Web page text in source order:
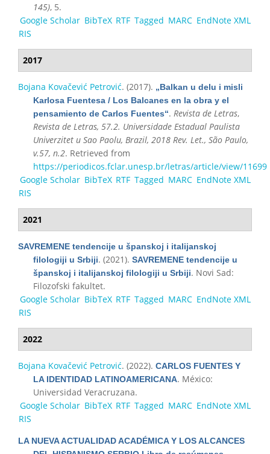
145), 5.
Google Scholar BibTeX RTF Tagged MARC EndNote XML
RIS
2017
Bojana Kovačević Petrović. (2017). „Balkan u delu i misli
Karlosa Fuentesa / Los Balcanes en la obra y el
pensamiento de Carlos Fuentes“. Revista de Letras,
Revista de Letras, 57.2. Universidade Estadual Paulista
Univerzitet u Sao Paolu, Brazil, 2018 Rev. Let., São Paulo,
v.57, n.2. Retrieved from
https://periodicos.fclar.unesp.br/letras/article/view/11699
Google Scholar BibTeX RTF Tagged MARC EndNote XML
RIS
2021
SAVREMENE tendencije u španskoj i italijanskoj
filologiji u Srbiji. (2021). SAVREMENE tendencije u
španskoj i italijanskoj filologiji u Srbiji. Novi Sad:
Filozofski fakultet.
Google Scholar BibTeX RTF Tagged MARC EndNote XML
RIS
2022
Bojana Kovačević Petrović. (2022). CARLOS FUENTES Y
LA IDENTIDAD LATINOAMERICANA. México:
Universidad Veracruzana.
Google Scholar BibTeX RTF Tagged MARC EndNote XML
RIS
LA NUEVA ACTUALIDAD ACADÉMICA Y LOS ALCANCES